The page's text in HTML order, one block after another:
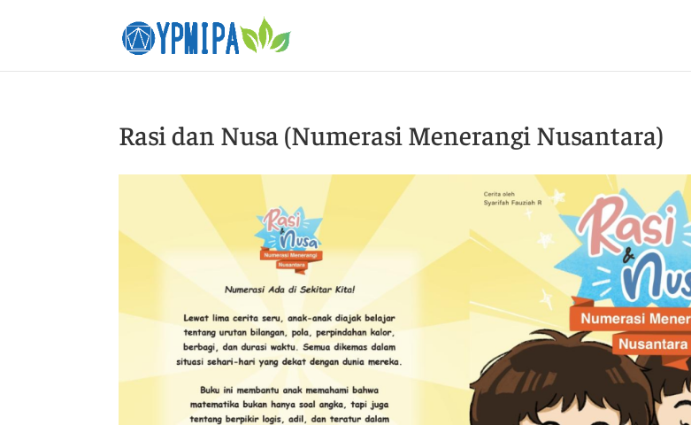
Rasi dan Nusa (Numerasi Menerangi Nusantara)